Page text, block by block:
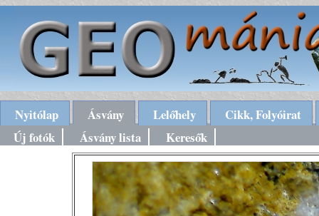
Nyitólap Ásvány Lelőhely
Cikk, Folyóirat
Új fotók
Ásvány lista Keresők